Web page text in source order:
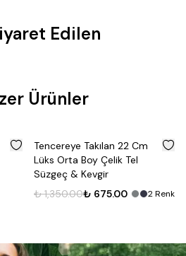
Edilen
Ürünler
50 50
Tencereye Takılan 22 Cm
Lüks Orta Boy Çelik Tel
Süzgeç & Kevgir
₺ 1,350.00₺ 675.00 2Renk